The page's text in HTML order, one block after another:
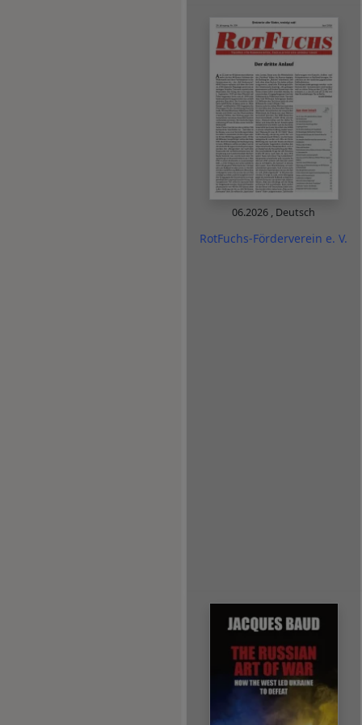
06.2026 , Deutsch
RotFuchs-Förderverein e. V.